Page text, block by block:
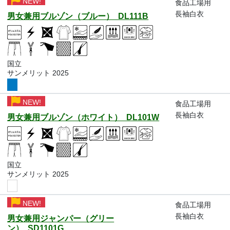
男女兼用ブルゾン（ブルー） DL111B
国立
サンメリット 2025
食品工場用
長袖白衣
NEW!
男女兼用ブルゾン（ホワイト） DL101W
国立
サンメリット 2025
食品工場用
長袖白衣
NEW!
男女兼用ジャンパー（グリー
食品工場用
長袖白衣